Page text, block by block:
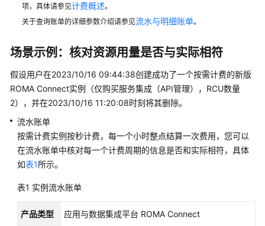
单
费
说
明
停
计
费
成
管
项，具体请参见计费概述。
关于查询账单的详细参数介绍请参见流水与明细账单。
场景示例：核对资源用量是否与实际相符
假设用户在2023/10/16 09:44:38创建成功了一个按需计费的新版
ROMA Connect实例（仅购买服务集成（API管理），RCU数量
2），并在2023/10/16 11:20:08时刻将其删除。
流水账单
按需计费实例按秒计费，每一个小时整点结算一次费用，您可以
在流水账单中核对每一个计费周期的信息是否和实际相符，具体
如表1所示。
表1 实例流水账单
产品类型 应用与数据集成平台 ROMA Connect